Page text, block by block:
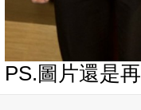
PS.圖片還是